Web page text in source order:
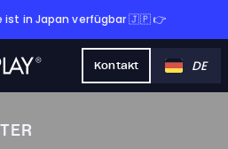
ist in Japan verfügbar 🇯🇵 👉
DE
Kontakt